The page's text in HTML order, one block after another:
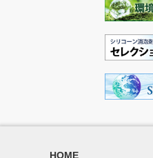
HOME